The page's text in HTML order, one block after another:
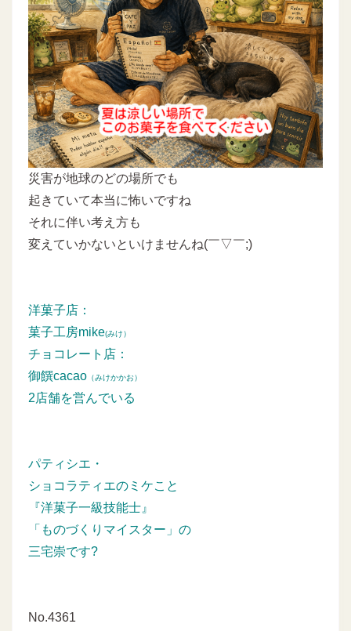
災害が地球のどの場所でも
起きていて本当に怖いですね
それに伴い考え方も
変えていかないといけませんね(￣▽￣;)
洋菓子店：
菓子工房mike(みけ）
チョコレート店：
御饌cacao （みけかかお）
2店舗を営んでいる
パティシエ・
ショコラティエのミケこと
『洋菓子一級技能士』
「ものづくりマイスター」の
三宅崇です?
No.4361